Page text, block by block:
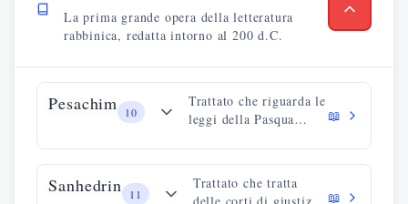
La prima grande opera della letteratura
rabbinica, redatta intorno al 200 d.C.
Pesachim 10
Trattato che riguarda le
leggi della Pasqua
pasquale.
📖
Sanhedrin 11
Trattato che tratta
📖